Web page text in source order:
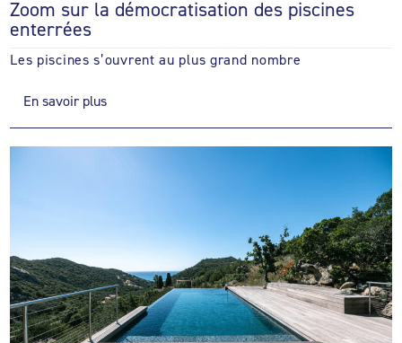
Zoom sur la démocratisation des piscines
enterrées
Les piscines s’ouvrent au plus grand nombre
En savoir plus